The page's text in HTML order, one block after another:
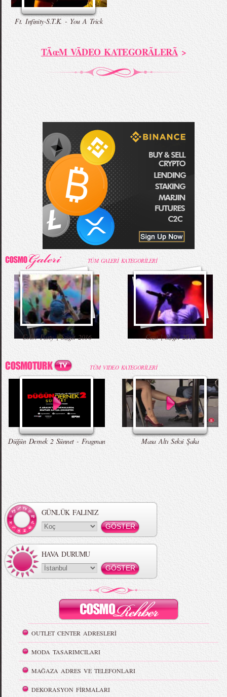
Ft. Infinity-S.T.K. - You A Trick
TÃœM VÃDEO KATEGORÃLERÃ>
TÜM GALERİ KATEGORİLERİ
Color Party | Sziget 2016 Ceza | Sziget 2016
TÜM VIDEO KATEGORİLERİ
Düğün Dernek 2 Sünnet - Fragman Masa Altı Seksi Şaka
GÜNLÜK FALINIZ
HAVA DURUMU
OUTLET CENTER ADRESLERİ
MODA TASARIMCILARI
MAĞAZA ADRES VE TELEFONLARI
DEKORASYON FİRMALARI